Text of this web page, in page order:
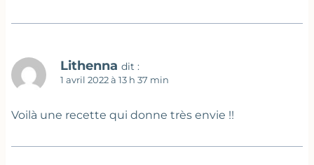
Lithenna dit :
1 avril 2022 à 13 h 37 min
Voilà une recette qui donne très envie !!